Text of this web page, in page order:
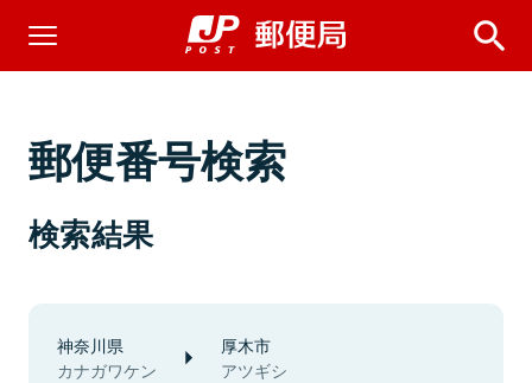
郵便番号検索
検索結果
神奈川県
カナガワケン
厚木市
アツギシ